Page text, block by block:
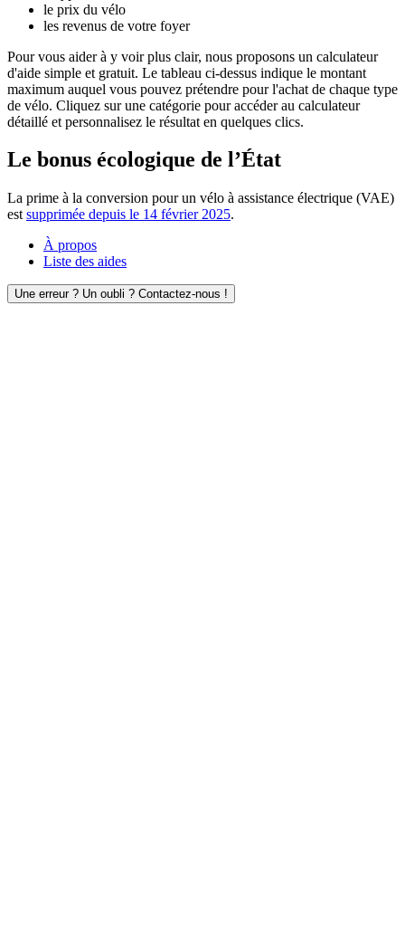
le prix du vélo
les revenus de votre foyer
Pour vous aider à y voir plus clair, nous proposons un calculateur
d'aide simple et gratuit. Le tableau ci-dessus indique le montant
maximum auquel vous pouvez prétendre pour l'achat de chaque type
de vélo. Cliquez sur une catégorie pour accéder au calculateur
détaillé et personnalisez le résultat en quelques clics.
Le bonus écologique de l’État
La prime à la conversion pour un vélo à assistance électrique (VAE)
est supprimée depuis le 14 février 2025.
À propos
Liste des aides
Une erreur ? Un oubli ? Contactez-nous !